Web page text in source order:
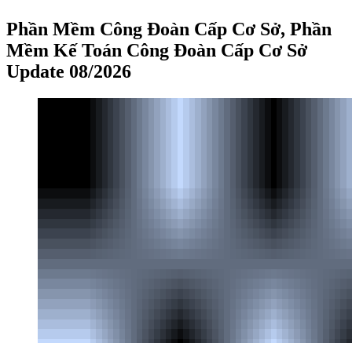
Phần Mềm Công Đoàn Cấp Cơ Sở, Phần
Mềm Kế Toán Công Đoàn Cấp Cơ Sở
Update 08/2026